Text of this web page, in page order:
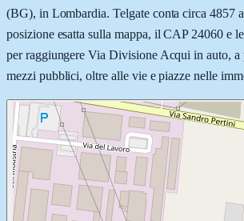
(BG), in Lombardia. Telgate conta circa 4857
posizione esatta sulla mappa, il CAP 24060 e
per raggiungere Via Divisione Acqui in auto,
mezzi pubblici, oltre alle vie e piazze nelle